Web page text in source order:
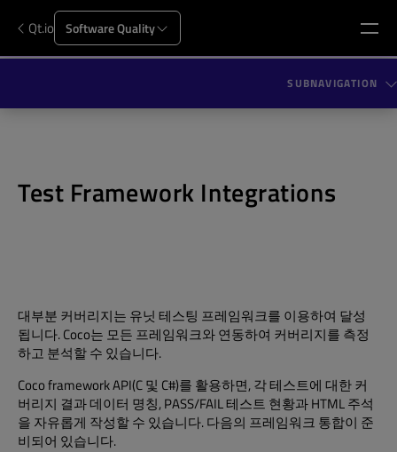
Qt.io Software Quality
SUBNAVIGATION
Test Framework Integrations
대부분 커버리지는 유닛 테스팅 프레임워크를 이용하여 달성
됩니다. Coco는 모든 프레임워크와 연동하여 커버리지를 측정
하고 분석할 수 있습니다.
Coco framework API(C 및 C#)를 활용하면, 각 테스트에 대한 커
버리지 결과 데이터 명칭, PASS/FAIL 테스트 현황과 HTML 주석
을 자유롭게 작성할 수 있습니다. 다음의 프레임워크 통합이 준
비되어 있습니다.